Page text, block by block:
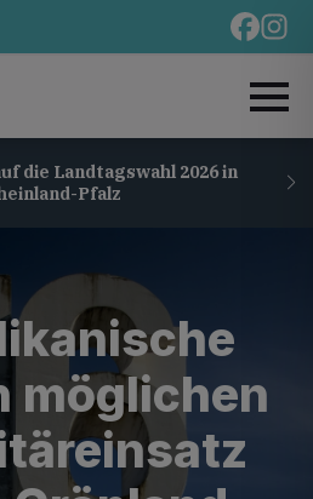
die Landtagswahl 2026 in
Pfalz
möglichen